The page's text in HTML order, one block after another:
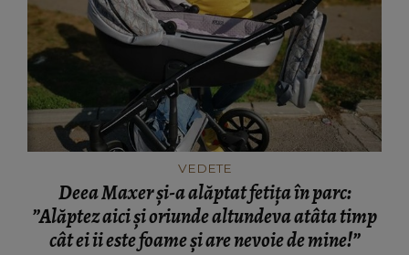
VEDETE
Deea Maxer și-a alăptat fetița în parc:
”Alăptez aici și oriunde altundeva atâta timp
cât ei ii este foame și are nevoie de mine!”